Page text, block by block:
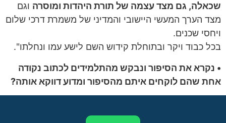
שכאלה, גם מצד עצמה של תורת היהדות ומוסרה וגם
מצד הערך המעשי היישובי והמדיני של משמרת דרכי שלום
ויחסי שכנים.
בכל כבוד ויקר ובתוחלת קידוש השם לישע עמו ונחלתו".
• נקרא את הסיפור ונבקש מהתלמידים לכתוב נקודה
אחת שהם לוקחים איתם מהסיפור ומדוע דווקא אותה?